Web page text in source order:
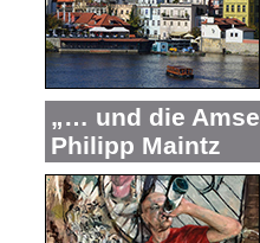
„… und die
Philipp Maintz